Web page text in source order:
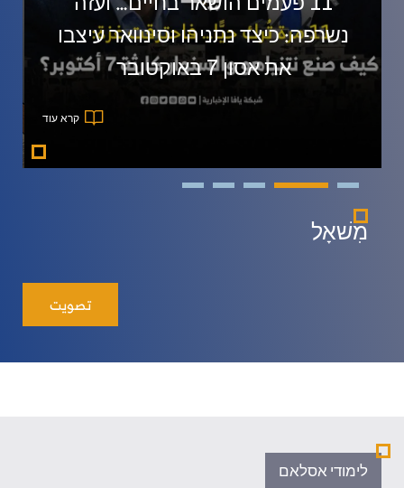
נשרפה: כיצד נתניהו וסינוואר עיצבו
את אסון 7 באוקטובר
קרא עוד
מִשׁאָל
تصويت
לימודי אסלאם